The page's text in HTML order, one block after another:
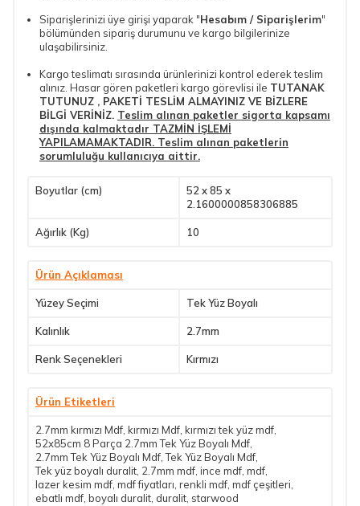
Siparişlerinizi üye girişi yaparak "Hesabım / Siparişlerim"
bölümünden sipariş durumunu ve kargo bilgilerinize
ulaşabilirsiniz.
Kargo teslimatı sırasında ürünlerinizi kontrol ederek teslim
alınız. Hasar gören paketleri kargo görevlisi ile TUTANAK
TUTUNUZ , PAKETİ TESLİM ALMAYINIZ VE BİZLERE
BİLGİ VERİNİZ. Teslim alınan paketler sigorta kapsamı
dışında kalmaktadır TAZMİN İŞLEMİ
YAPILAMAMAKTADIR. Teslim alınan paketlerin
sorumluluğu kullanıcıya aittir.
Boyutlar (cm)
52 x 85 x
2.1600000858306885
Ağırlık (Kg) 10
Ürün Açıklaması
Yüzey Seçimi Tek Yüz Boyalı
Kalınlık 2.7mm
Renk Seçenekleri Kırmızı
Ürün Etiketleri
2.7mm kırmızı Mdf kırmızı Mdf kırmızı tek yüz mdf
52x85cm 8 Parça 2.7mm Tek Yüz Boyalı Mdf
2.7mm Tek Yüz Boyalı Mdf ,Tek Yüz Boyalı Mdf
Tek yüz boyalı duralit 2.7mm mdf ince mdf mdf
lazer kesim mdf mdf fiyatları renkli mdf mdf çeşitleri
ebatlı mdf boyalı duralit duralit starwood